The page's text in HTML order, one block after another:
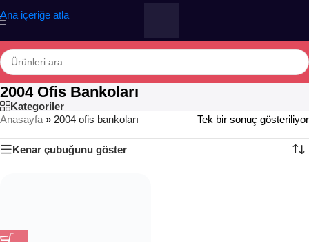
Ana içeriğe atla
2004 Ofis Bankoları
Kategoriler
Anasayfa » 2004 ofis bankoları Tek bir sonuç gösteriliyor
Kenar çubuğunu göster